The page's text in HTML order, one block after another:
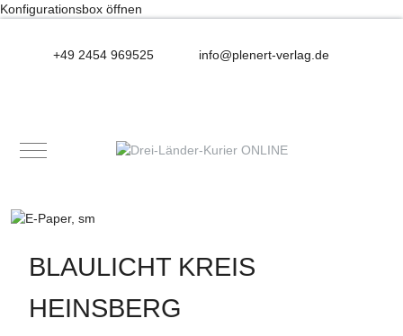
Konfigurationsbox öffnen
+49 2454 969525 info@plenert-verlag.de
Mobile Menu Toggle
BLAULICHT KREIS
HEINSBERG